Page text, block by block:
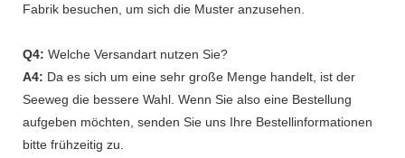
Fabrik besuchen, um sich die Muster anzusehen.
Q4: Welche Versandart nutzen Sie?
A4: Da es sich um eine sehr große Menge handelt, ist der
Seeweg die bessere Wahl. Wenn Sie also eine Bestellung
aufgeben möchten, senden Sie uns Ihre Bestellinformationen
bitte frühzeitig zu.